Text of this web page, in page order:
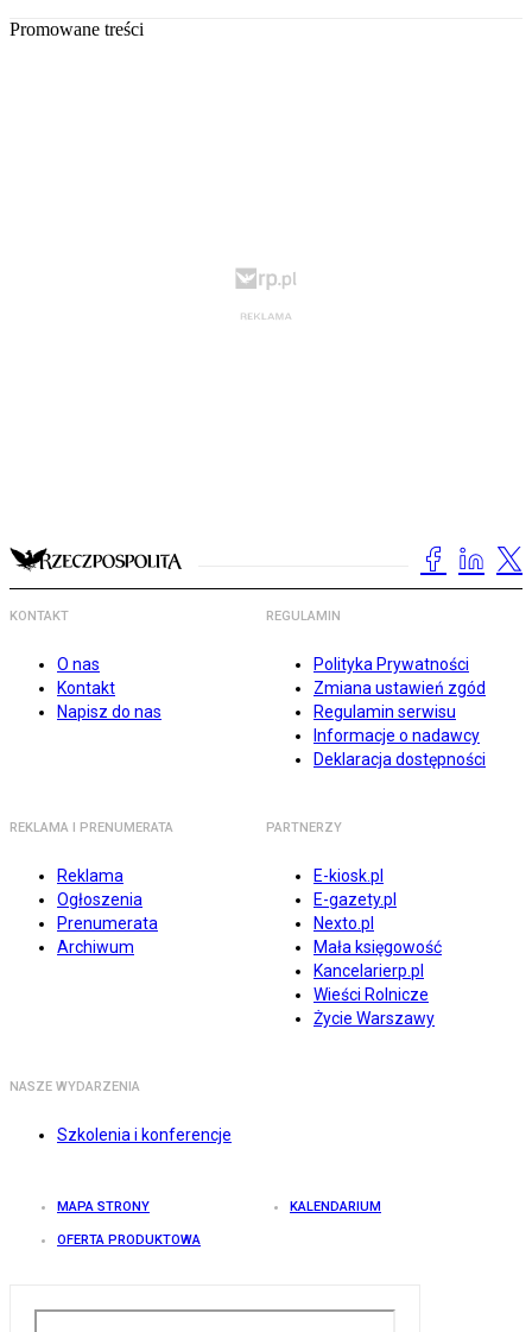
Promowane treści
KONTAKT
O nas
Kontakt
Napisz do nas
REGULAMIN
Polityka Prywatności
Zmiana ustawień zgód
Regulamin serwisu
Informacje o nadawcy
Deklaracja dostępności
REKLAMA I PRENUMERATA
Reklama
Ogłoszenia
Prenumerata
Archiwum
PARTNERZY
E-kiosk.pl
E-gazety.pl
Nexto.pl
Mała księgowość
Kancelarierp.pl
Wieści Rolnicze
Życie Warszawy
NASZE WYDARZENIA
Szkolenia i konferencje
MAPA STRONY KALENDARIUM
OFERTA PRODUKTOWA